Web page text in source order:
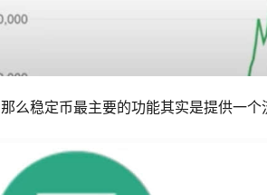
那么稳定币最主要的功能其实是提供一个